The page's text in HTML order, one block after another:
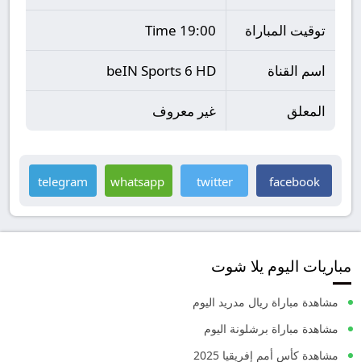
توقيت المباراة 19:00 Time
اسم القناة beIN Sports 6 HD
المعلق غير معروف
facebook
twitter
whatsapp
telegram
مباريات اليوم يلا شوت
مشاهدة مباراة ريال مدريد اليوم
مشاهدة مباراة برشلونة اليوم
مشاهدة كأس أمم إفريقيا 2025